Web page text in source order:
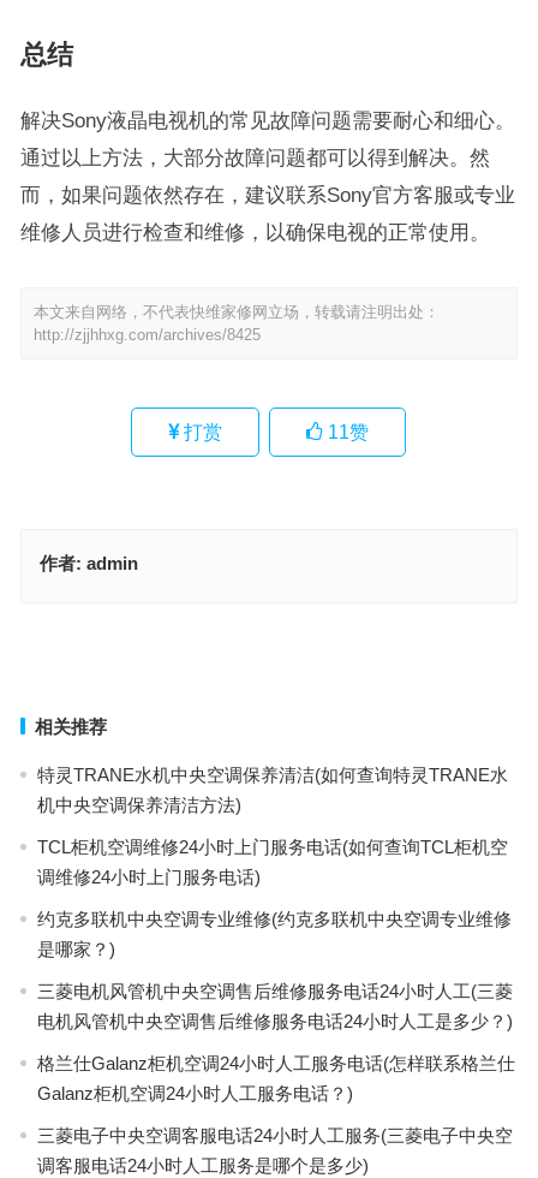
总结
解决Sony液晶电视机的常见故障问题需要耐心和细心。
通过以上方法，大部分故障问题都可以得到解决。然
而，如果问题依然存在，建议联系Sony官方客服或专业
维修人员进行检查和维修，以确保电视的正常使用。
本文来自网络，不代表快维家修网立场，转载请注明出处：
http://zjjhhxg.com/archives/8425
打赏 11赞
作者: admin
相关推荐
特灵TRANE水机中央空调保养清洁(如何查询特灵TRANE水
机中央空调保养清洁方法)
TCL柜机空调维修24小时上门服务电话(如何查询TCL柜机空
调维修24小时上门服务电话)
约克多联机中央空调专业维修(约克多联机中央空调专业维修
是哪家？)
三菱电机风管机中央空调售后维修服务电话24小时人工(三菱
电机风管机中央空调售后维修服务电话24小时人工是多少？)
格兰仕Galanz柜机空调24小时人工服务电话(怎样联系格兰仕
Galanz柜机空调24小时人工服务电话？)
三菱电子中央空调客服电话24小时人工服务(三菱电子中央空
调客服电话24小时人工服务是哪个是多少)